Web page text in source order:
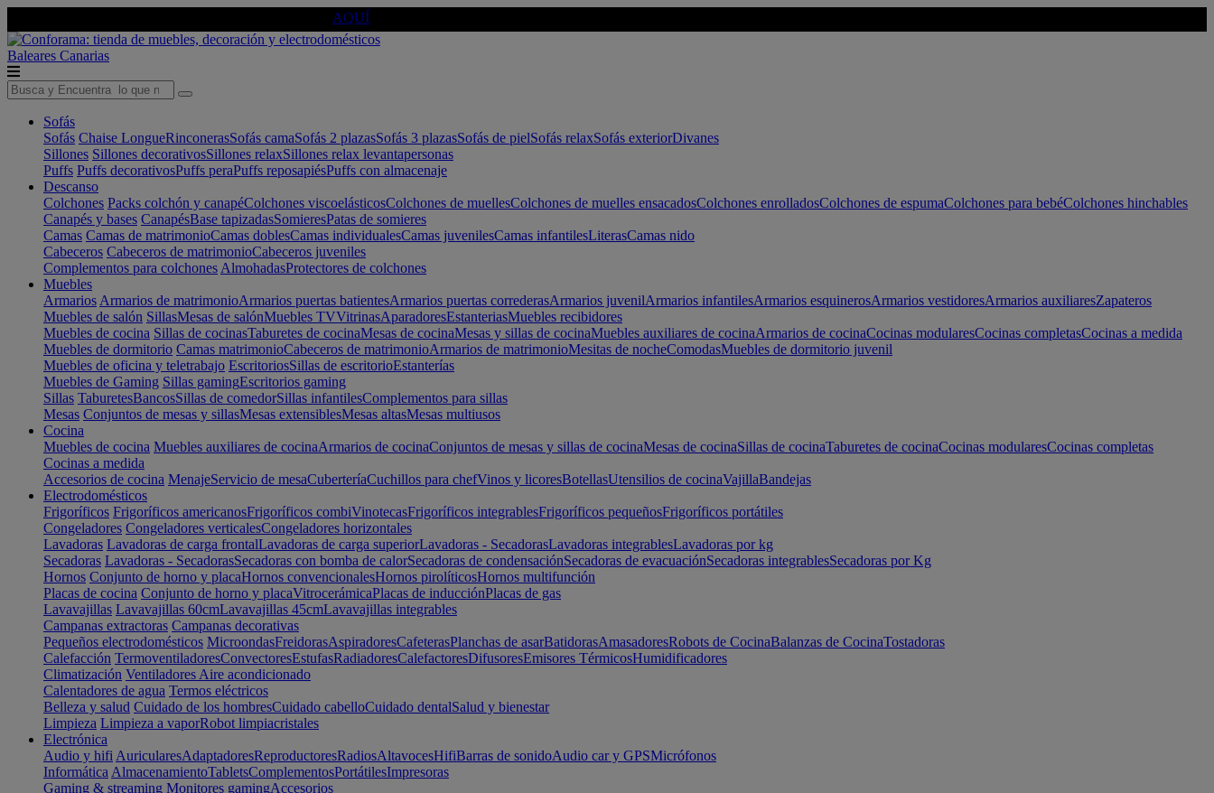
AQUÍ
Baleares Canarias
Sofás
Sofás Chaise LongueRinconerasSofás camaSofás 2 plazasSofás 3 plazasSofás de pielSofás relaxSofás exteriorDivanes
Sillones Sillones decorativosSillones relaxSillones relax levantapersonas
Puffs Puffs decorativosPuffs peraPuffs reposapiésPuffs con almacenaje
Descanso
Colchones Packs colchón y canapéColchones viscoelásticosColchones de muellesColchones de muelles ensacadosColchones enrolladosColchones de espumaColchones para bebéColchones hinchables
Canapés y bases CanapésBase tapizadasSomieresPatas de somieres
Camas Camas de matrimonioCamas doblesCamas individualesCamas juvenilesCamas infantilesLiterasCamas nido
Cabeceros Cabeceros de matrimonioCabeceros juveniles
Complementos para colchones AlmohadasProtectores de colchones
Muebles
Armarios Armarios de matrimonioArmarios puertas batientesArmarios puertas correderasArmarios juvenilArmarios infantilesArmarios esquinerosArmarios vestidoresArmarios auxiliaresZapateros
Muebles de salón SillasMesas de salónMuebles TVVitrinasAparadoresEstanteriasMuebles recibidores
Muebles de cocina Sillas de cocinasTaburetes de cocinaMesas de cocinaMesas y sillas de cocinaMuebles auxiliares de cocinaArmarios de cocinaCocinas modularesCocinas completasCocinas a medida
Muebles de dormitorio Camas matrimonioCabeceros de matrimonioArmarios de matrimonioMesitas de nocheComodasMuebles de dormitorio juvenil
Muebles de oficina y teletrabajo EscritoriosSillas de escritorioEstanterías
Muebles de Gaming Sillas gamingEscritorios gaming
Sillas TaburetesBancosSillas de comedorSillas infantilesComplementos para sillas
Mesas Conjuntos de mesas y sillasMesas extensiblesMesas altasMesas multiusos
Cocina
Muebles de cocina Muebles auxiliares de cocinaArmarios de cocinaConjuntos de mesas y sillas de cocinaMesas de cocinaSillas de cocinaTaburetes de cocinaCocinas modularesCocinas completas
Cocinas a medida
Accesorios de cocina MenajeServicio de mesaCuberteríaCuchillos para chefVinos y licoresBotellasUtensilios de cocinaVajillaBandejas
Electrodomésticos
Frigoríficos Frigoríficos americanosFrigoríficos combiVinotecasFrigoríficos integrablesFrigoríficos pequeñosFrigoríficos portátiles
Congeladores Congeladores verticalesCongeladores horizontales
Lavadoras Lavadoras de carga frontalLavadoras de carga superiorLavadoras - SecadorasLavadoras integrablesLavadoras por kg
Secadoras Lavadoras - SecadorasSecadoras con bomba de calorSecadoras de condensaciónSecadoras de evacuaciónSecadoras integrablesSecadoras por Kg
Hornos Conjunto de horno y placaHornos convencionalesHornos pirolíticosHornos multifunción
Placas de cocina Conjunto de horno y placaVitrocerámicaPlacas de inducciónPlacas de gas
Lavavajillas Lavavajillas 60cmLavavajillas 45cmLavavajillas integrables
Campanas extractoras Campanas decorativas
Pequeños electrodomésticos MicroondasFreidorasAspiradoresCafeterasPlanchas de asarBatidorasAmasadoresRobots de CocinaBalanzas de CocinaTostadoras
Calefacción TermoventiladoresConvectoresEstufasRadiadoresCalefactoresDifusoresEmisores TérmicosHumidificadores
Climatización Ventiladores Aire acondicionado
Calentadores de agua Termos eléctricos
Belleza y salud Cuidado de los hombresCuidado cabelloCuidado dentalSalud y bienestar
Limpieza Limpieza a vaporRobot limpiacristales
Electrónica
Audio y hifi AuricularesAdaptadoresReproductoresRadiosAltavocesHifiBarras de sonidoAudio car y GPSMicrófonos
Informática AlmacenamientoTabletsComplementosPortátilesImpresoras
Gaming & streaming Monitores gamingAccesorios